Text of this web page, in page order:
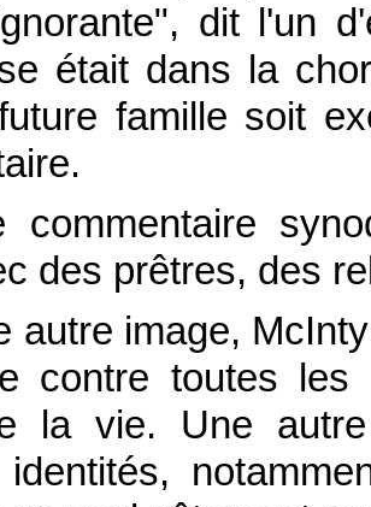
dit l'un
était dans la
famille soit
commentaire
des prêtres, des
autre image,
contre toutes
la vie. Une